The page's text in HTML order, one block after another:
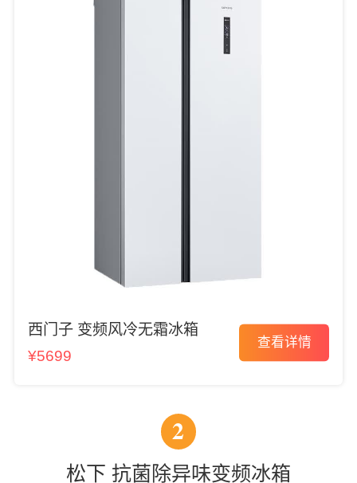
西门子 变频风冷无霜冰箱
¥5699
查看详情
2
松下 抗菌除异味变频冰箱